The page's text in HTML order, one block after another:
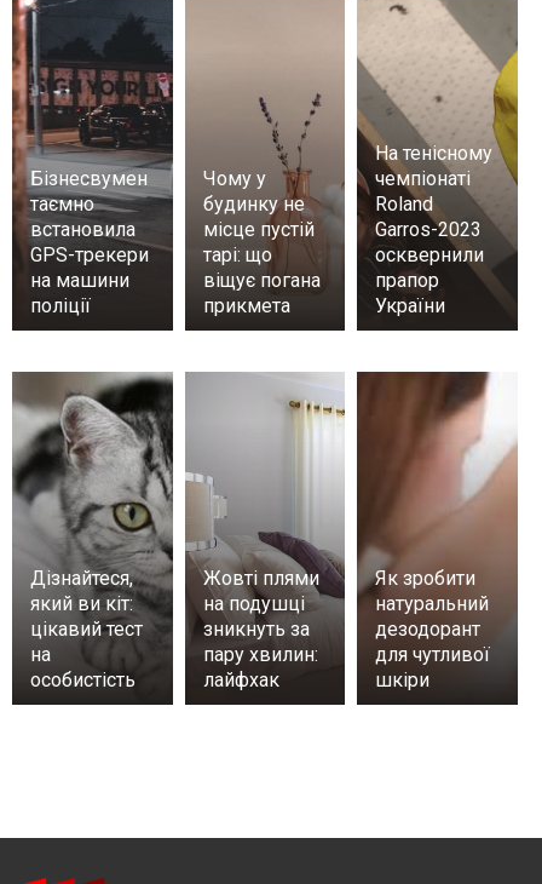
Бізнесвумен
таємно
встановила
GPS-трекери
на машини
поліції
Чому у
будинку не
місце пустій
тарі: що
віщує погана
прикмета
На тенісному
чемпіонаті
Roland
Garros-2023
осквернили
прапор
України
Дізнайтеся,
який ви кіт:
цікавий тест
на
особистість
Жовті плями
на подушці
зникнуть за
пару хвилин:
лайфхак
Як зробити
натуральний
дезодорант
для чутливої
шкіри